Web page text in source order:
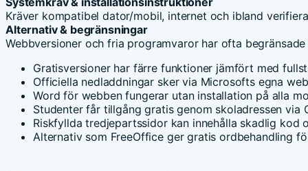
Kräver kompatibel dator/mobil, internet och ibland
Alternativ & begränsningar
Webbversioner och fria programvaror har ofta
Gratisversioner har färre funktioner jämfört med
Officiella nedladdningar sker via Microsofts egna
Word för webben fungerar utan installation på alla
Studenter får tillgång gratis genom skoladressen via
Riskfyllda tredjepartssidor kan innehålla skadlig kod
Alternativ som FreeOffice ger gratis ordbehandling